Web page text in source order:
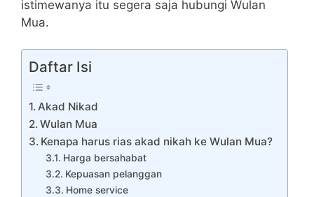
istimewanya itu segera saja hubungi Wulan
Mua.
Daftar Isi
Akad Nikad
Wulan Mua
Kenapa harus rias akad nikah ke Wulan Mua?
Harga bersahabat
Kepuasan pelanggan
Home service